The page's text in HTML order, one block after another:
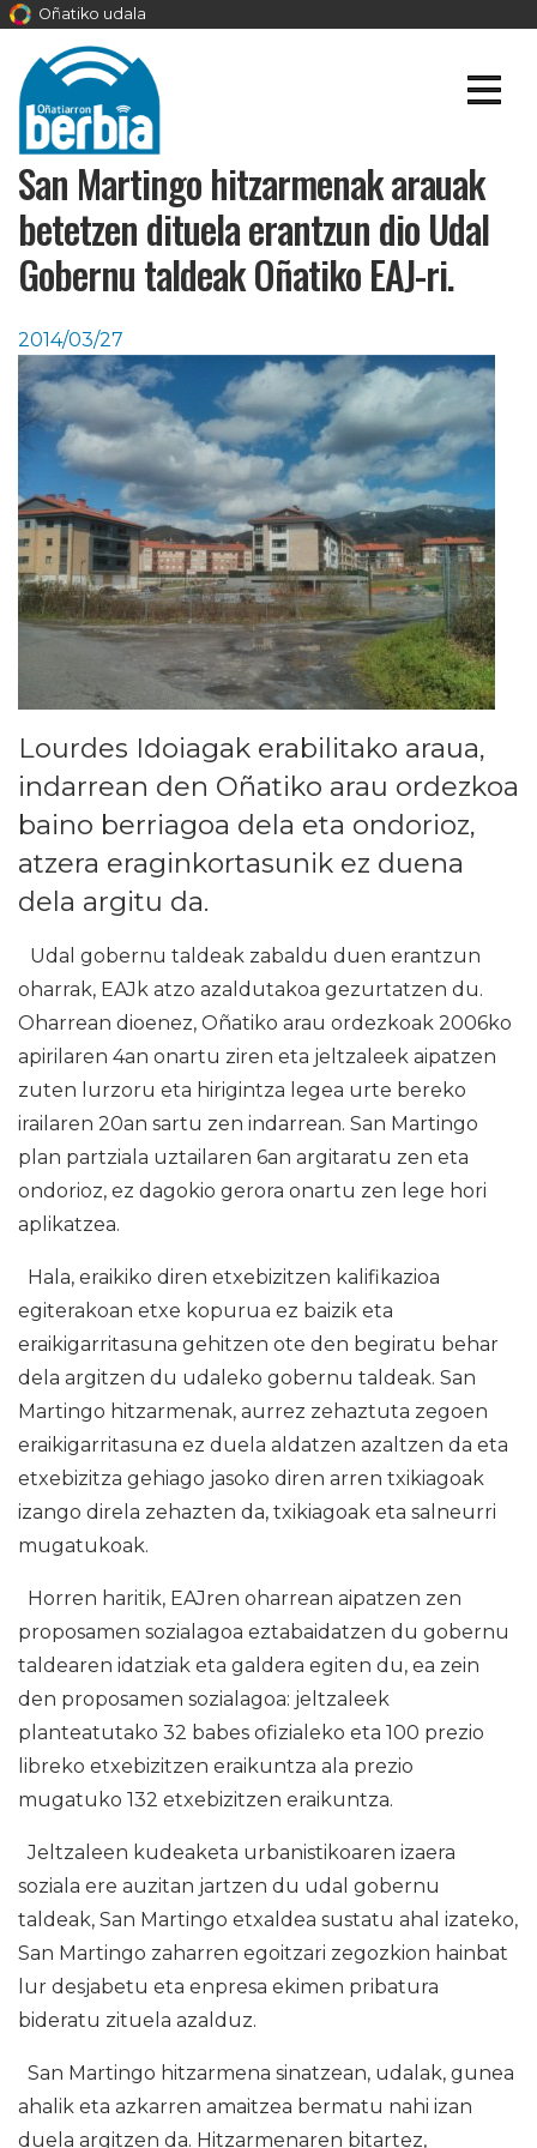
Oñatiko udala
San Martingo hitzarmenak arauak
betetzen dituela erantzun dio Udal
Gobernu taldeak Oñatiko EAJ-ri.
2014/03/27
Lourdes Idoiagak erabilitako araua,
indarrean den Oñatiko arau ordezkoa
baino berriagoa dela eta ondorioz,
atzera eraginkortasunik ez duena
dela argitu da.
Udal gobernu taldeak zabaldu duen erantzun
oharrak, EAJk atzo azaldutakoa gezurtatzen du.
Oharrean dioenez, Oñatiko arau ordezkoak 2006ko
apirilaren 4an onartu ziren eta jeltzaleek aipatzen
zuten lurzoru eta hirigintza legea urte bereko
irailaren 20an sartu zen indarrean. San Martingo
plan partziala uztailaren 6an argitaratu zen eta
ondorioz, ez dagokio gerora onartu zen lege hori
aplikatzea.
Hala, eraikiko diren etxebizitzen kalifikazioa
egiterakoan etxe kopurua ez baizik eta
eraikigarritasuna gehitzen ote den begiratu behar
dela argitzen du udaleko gobernu taldeak. San
Martingo hitzarmenak, aurrez zehaztuta zegoen
eraikigarritasuna ez duela aldatzen azaltzen da eta
etxebizitza gehiago jasoko diren arren txikiagoak
izango direla zehazten da, txikiagoak eta salneurri
mugatukoak.
Horren haritik, EAJren oharrean aipatzen zen
proposamen sozialagoa eztabaidatzen du gobernu
taldearen idatziak eta galdera egiten du, ea zein
den proposamen sozialagoa: jeltzaleek
planteatutako 32 babes ofizialeko eta 100 prezio
libreko etxebizitzen eraikuntza ala prezio
mugatuko 132 etxebizitzen eraikuntza.
Jeltzaleen kudeaketa urbanistikoaren izaera
soziala ere auzitan jartzen du udal gobernu
taldeak, San Martingo etxaldea sustatu ahal izateko,
San Martingo zaharren egoitzari zegozkion hainbat
lur desjabetu eta enpresa ekimen pribatura
bideratu zituela azalduz.
San Martingo hitzarmena sinatzean, udalak, gunea
ahalik eta azkarren amaitzea bermatu nahi izan
duela argitzen da. Hitzarmenaren bitartez,